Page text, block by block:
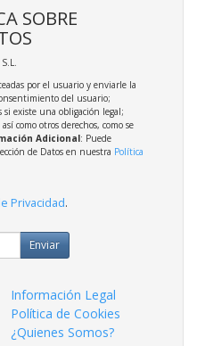
SOBRE
por el usuario y enviarle la
del usuario;
si existe una obligación legal;
como otros derechos, como se
Adicional: Puede
de Datos en nuestra Política
Privacidad.
Enviar
Información Legal
Política de Cookies
¿Quienes Somos?